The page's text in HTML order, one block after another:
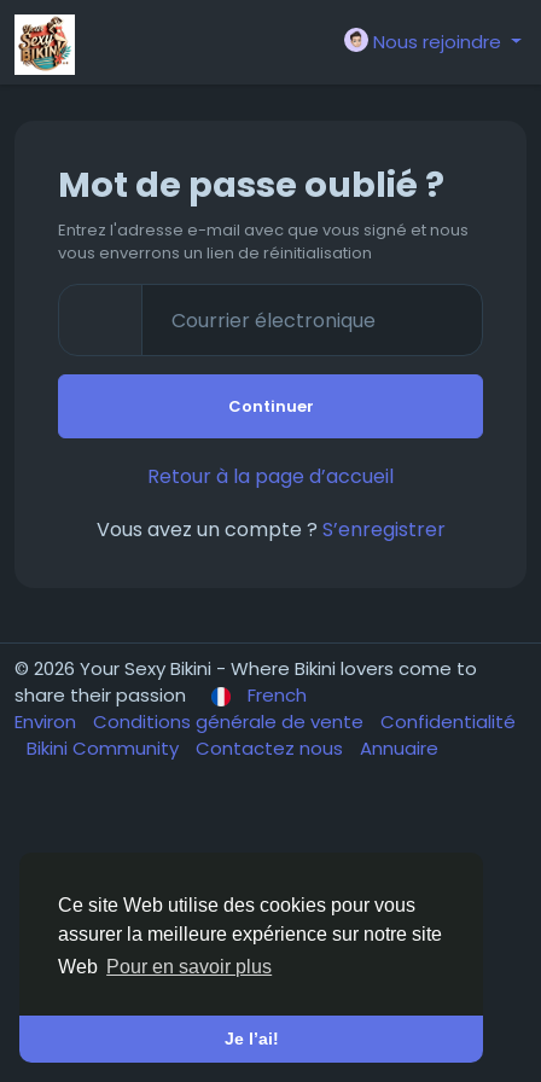
Ce site Web utilise des cookies pour vous
assurer la meilleure expérience sur notre site
Web Pour en savoir plus
Je l’ai!
Nous rejoindre
Mot de passe oublié ?
Entrez l'adresse e-mail avec que vous signé et nous
vous enverrons un lien de réinitialisation
Continuer
Retour à la page d’accueil
Vous avez un compte ? S’enregistrer
© 2026 Your Sexy Bikini - Where Bikini lovers come to
share their passion
French
Environ
Conditions générale de vente
Confidentialité
Bikini Community
Contactez nous Annuaire